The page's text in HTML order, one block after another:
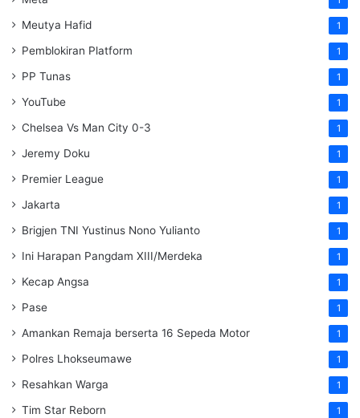
Meutya Hafid 1
Pemblokiran Platform 1
PP Tunas 1
YouTube 1
Chelsea Vs Man City 0-3 1
Jeremy Doku 1
Premier League 1
Jakarta 1
Brigjen TNI Yustinus Nono Yulianto 1
Ini Harapan Pangdam XIII/Merdeka 1
Kecap Angsa 1
Pase 1
Amankan Remaja berserta 16 Sepeda Motor 1
Polres Lhokseumawe 1
Resahkan Warga 1
Tim Star Reborn 1